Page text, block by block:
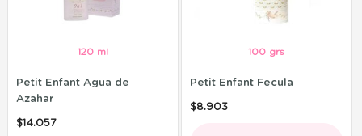
120 ml
Petit Enfant Agua de
Azahar
$14.057
100 grs
Petit Enfant Fecula
$8.903